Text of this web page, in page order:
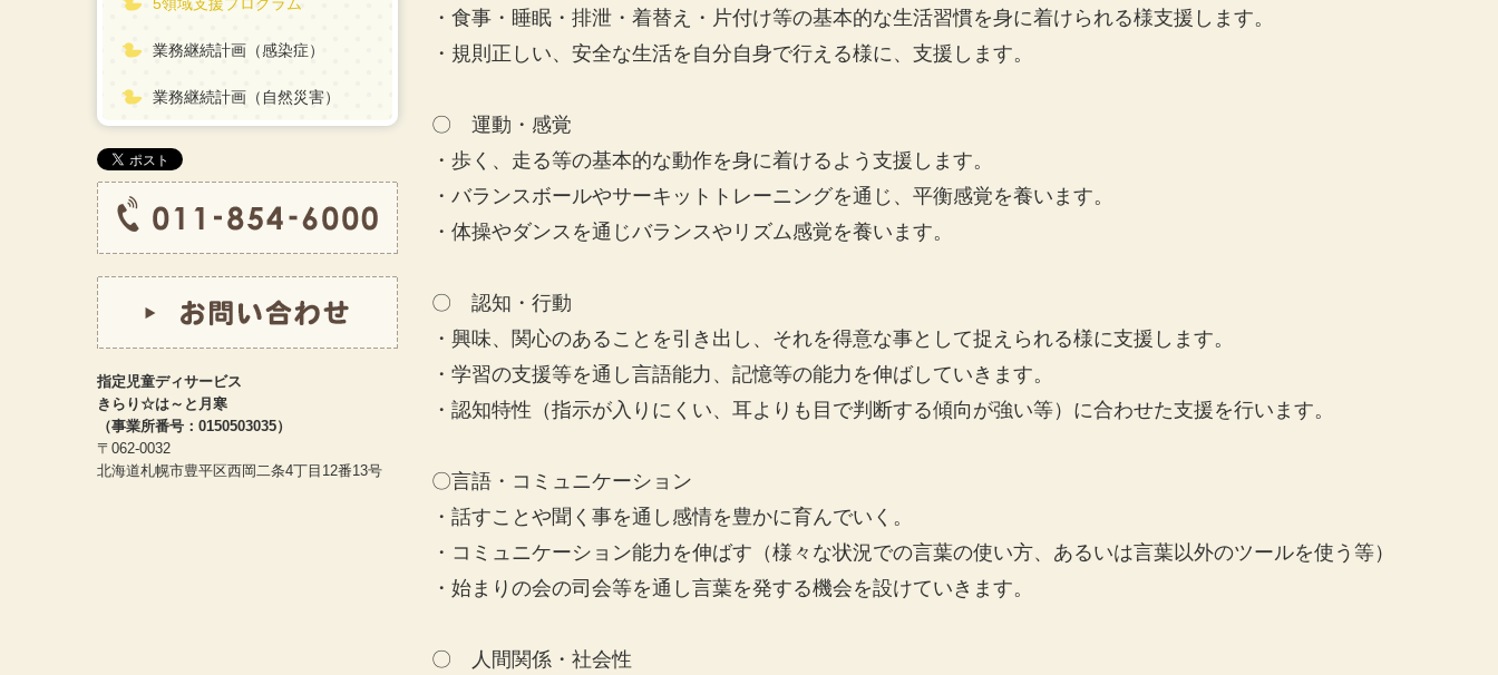
業務継続計画（感染症）
業務継続計画（自然災害）
指定児童ディサービス
きらり☆は～と月寒
（事業所番号：0150503035）
〒062-0032
北海道札幌市豊平区西岡二条4丁目12番13号
・食事・睡眠・排泄・着替え・片付け等の基本的な生活習慣を身に着けられる様支援します。
・規則正しい、安全な生活を自分自身で行える様に、支援します。
〇 運動・感覚
・歩く、走る等の基本的な動作を身に着けるよう支援します。
・バランスボールやサーキットトレーニングを通じ、平衡感覚を養います。
・体操やダンスを通じバランスやリズム感覚を養います。
〇 認知・行動
・興味、関心のあることを引き出し、それを得意な事として捉えられる様に支援します。
・学習の支援等を通し言語能力、記憶等の能力を伸ばしていきます。
・認知特性（指示が入りにくい、耳よりも目で判断する傾向が強い等）に合わせた支援を行います。
〇言語・コミュニケーション
・話すことや聞く事を通し感情を豊かに育んでいく。
・コミュニケーション能力を伸ばす（様々な状況での言葉の使い方、あるいは言葉以外のツールを使う等）
・始まりの会の司会等を通し言葉を発する機会を設けていきます。
〇 人間関係・社会性